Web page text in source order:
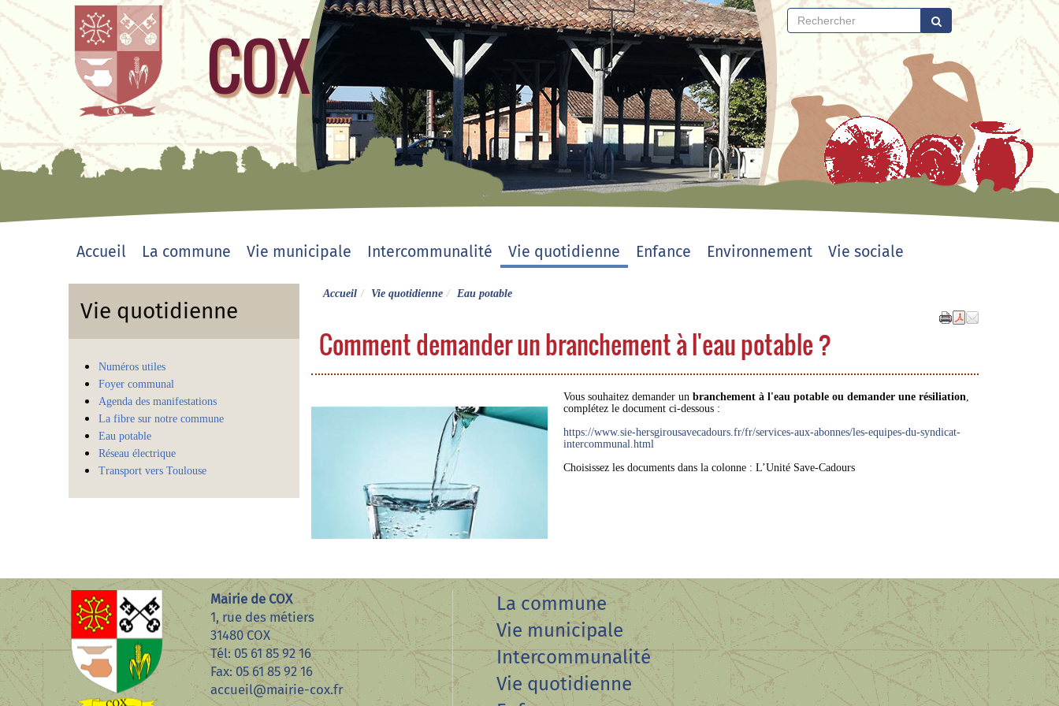
COX
site officiel
Accueil La commune Vie municipale Intercommunalité Vie quotidienne Enfance Environnement Vie sociale
Accueil Vie quotidienne Eau potable
Comment demander un branchement à l'eau potable ?
Vous souhaitez demander un branchement à l'eau potable ou demander une résiliation,
complétez le document ci-dessous :
https://www.sie-hersgirousavecadours.fr/fr/services-aux-abonnes/les-equipes-du-syndicat-
intercommunal.html
Choisissez les documents dans la colonne : L’Unité Save-Cadours
Vie quotidienne
Numéros utiles
Foyer communal
Agenda des manifestations
La fibre sur notre commune
Eau potable
Réseau électrique
Transport vers Toulouse
Mairie de COX
1, rue des métiers
31480 COX
Tél: 05 61 85 92 16
Fax: 05 61 85 92 16
accueil@mairie-cox.fr
La commune
Vie municipale
Intercommunalité
Vie quotidienne